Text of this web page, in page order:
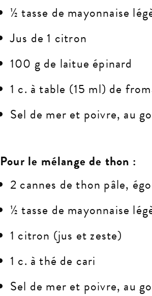
½ tasse de mayonnaise
Jus de 1 citron
100 g de laitue épinard
1 c. à table (15 ml) de
Sel de mer et poivre, au
Pour le mélange de thon :
2 cannes de thon pâle,
½ tasse de mayonnaise
1 citron (jus et zeste)
1 c. à thé de cari
Sel de mer et poivre, au